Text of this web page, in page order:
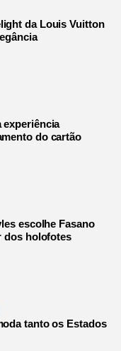
da Louis Vuitton
experiência
do cartão
escolhe Fasano
dos holofotes
tanto os Estados